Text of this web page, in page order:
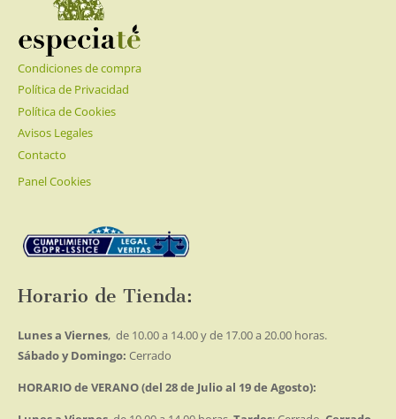
Condiciones de compra
Política de Privacidad
Política de Cookies
Avisos Legales
Contacto
Panel Cookies
Horario de Tienda:
Lunes a Viernes, de 10.00 a 14.00 y de 17.00 a 20.00 horas.
Sábado y Domingo: Cerrado
HORARIO de VERANO (del 28 de Julio al 19 de Agosto):